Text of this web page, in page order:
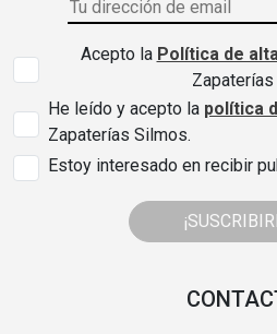
Acepto la Política de
He leído y acepto la política
Zapaterías Silmos.
Estoy interesado en recibir